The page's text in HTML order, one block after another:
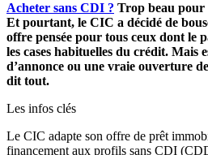
Acheter sans CDI ? Trop beau pour
Et pourtant, le CIC a décidé de
offre pensée pour tous ceux dont le
les cases habituelles du crédit. Mais
d’annonce ou une vraie ouverture
dit tout.
Les infos clés
Le CIC adapte son offre de prêt
financement aux profils sans CDI